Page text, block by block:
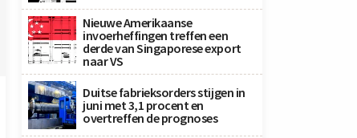
Nieuwe Amerikaanse
invoerheffingen treffen een
derde van Singaporese export
naar VS
Duitse fabrieksorders stijgen in
juni met 3,1 procent en
overtreffen de prognoses